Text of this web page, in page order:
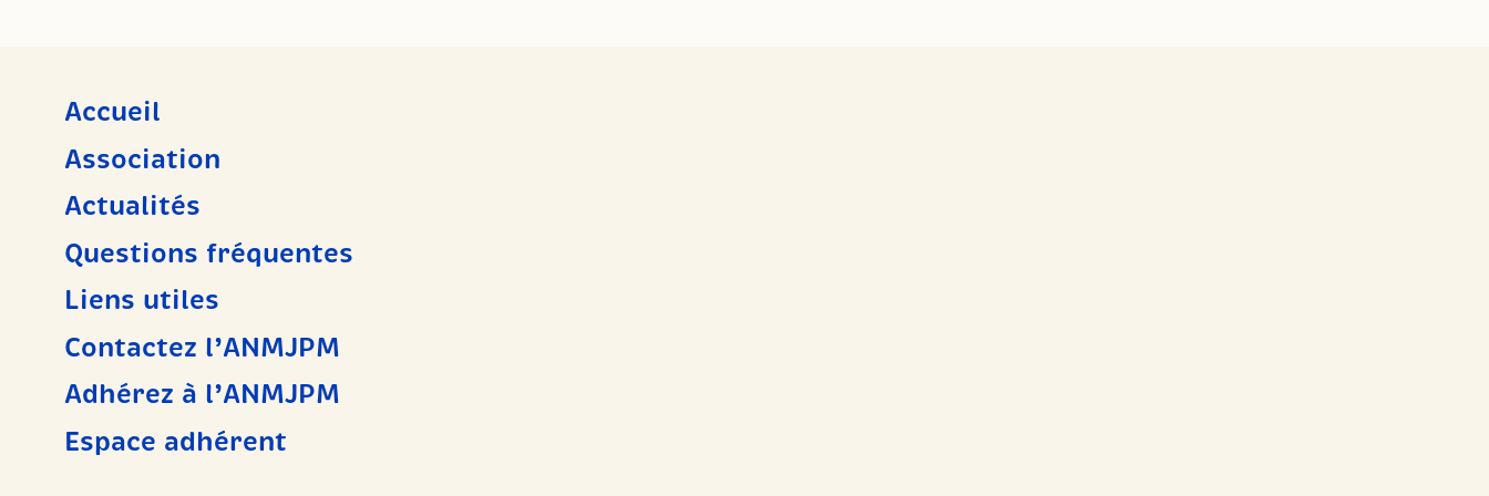
Accueil
Association
Actualités
Questions fréquentes
Liens utiles
Contactez l’ANMJPM
Adhérez à l’ANMJPM
Espace adhérent